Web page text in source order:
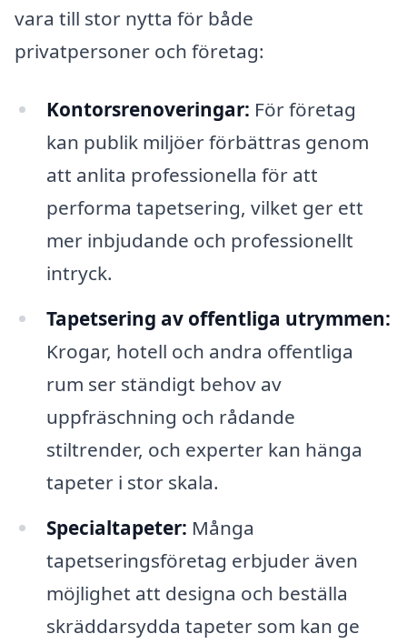
vara till stor nytta för både
privatpersoner och företag:
Kontorsrenoveringar: För företag
kan publik miljöer förbättras genom
att anlita professionella för att
performa tapetsering, vilket ger ett
mer inbjudande och professionellt
intryck.
Tapetsering av offentliga utrymmen:
Krogar, hotell och andra offentliga
rum ser ständigt behov av
uppfräschning och rådande
stiltrender, och experter kan hänga
tapeter i stor skala.
Specialtapeter: Många
tapetseringsföretag erbjuder även
möjlighet att designa och beställa
skräddarsydda tapeter som kan ge